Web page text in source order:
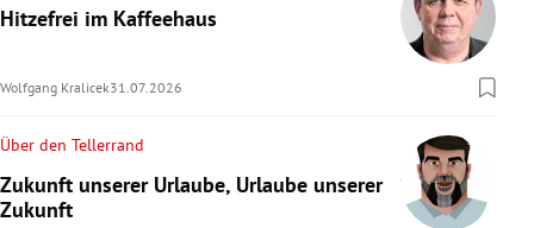
Untermenü
Untermenü
Untermenü
Hitzefrei im Kaffeehaus
Wolfgang Kralicek31.07.2026
Über den Tellerrand
Zukunft unserer Urlaube, Urlaube unserer
Zukunft